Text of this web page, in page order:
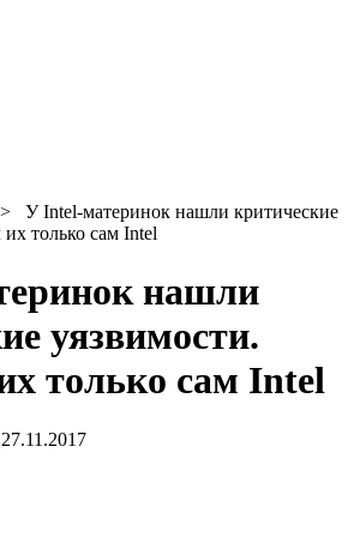
У Intel-материнок нашли критические
только сам Intel
нашли
уязвимости.
только сам Intel